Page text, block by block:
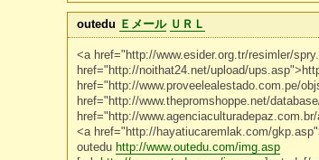
outedu Ｅメール ＵＲＬ
<a href="http://www.esider.org.tr/resimler/
href="http://noithat24.net/upload/
href="http://www.proveelealestado.com.pe/
href="http://www.thepromshoppe.net/
href="http://
<a href="http://hayatiucaremlak.com/
outedu http://www.outedu.com/img.asp